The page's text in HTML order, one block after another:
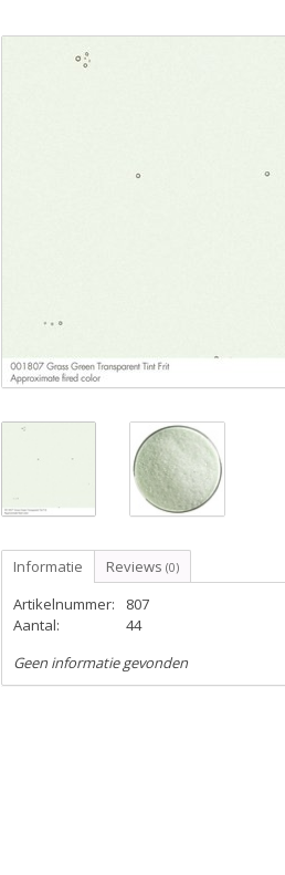
Informatie Reviews (0)
Artikelnummer:
807
Aantal:
44
Geen informatie gevonden